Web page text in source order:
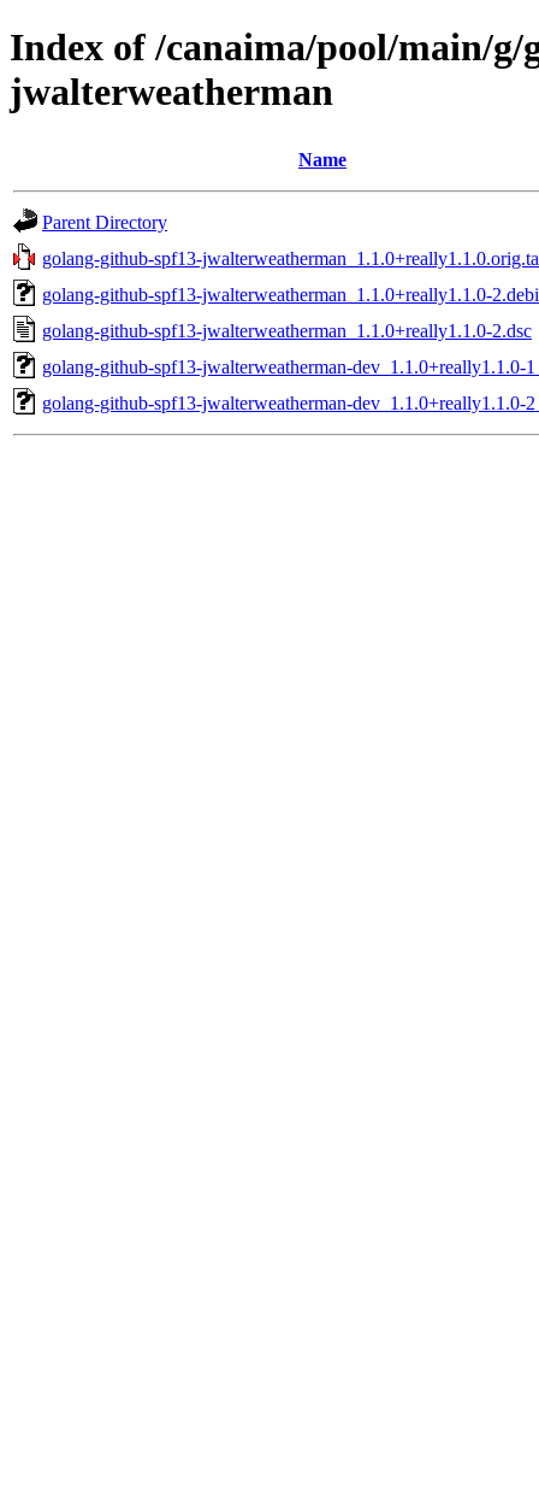
Index of /canaima/pool/main/
jwalterweatherman
Name
Parent Directory
golang-github-spf13-
golang-github-spf13-jwalterweatherman_1.1.0+really1.1.0-
golang-github-spf13-jwalterweatherman_1.1.0+really1.1.0-2.dsc
golang-github-spf13-jwalterweatherman-dev_1.1.0+really1.1.0-
golang-github-spf13-jwalterweatherman-dev_1.1.0+really1.1.0-